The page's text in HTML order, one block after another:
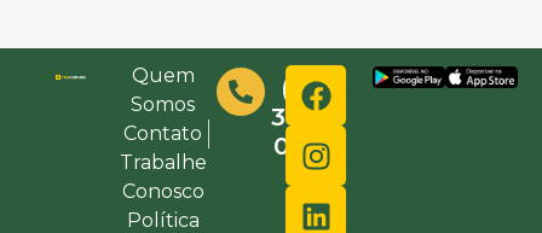
Quem
Somos
Contato
Trabalhe
Conosco
Política
(48)
3632-
0000